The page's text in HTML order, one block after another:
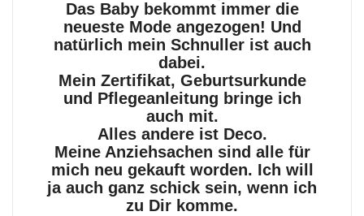
Das Baby bekommt immer die
neueste Mode angezogen! Und
natürlich mein Schnuller ist auch
dabei.
Mein Zertifikat, Geburtsurkunde
und Pflegeanleitung bringe ich
auch mit.
Alles andere ist Deco.
Meine Anziehsachen sind alle für
mich neu gekauft worden. Ich will
ja auch ganz schick sein, wenn ich
zu Dir komme.